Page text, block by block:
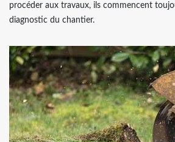
procéder aux travaux, ils commencent
diagnostic du chantier.